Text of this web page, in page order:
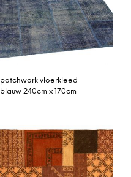
patchwork vloerkleed
blauw 240cm x 170cm